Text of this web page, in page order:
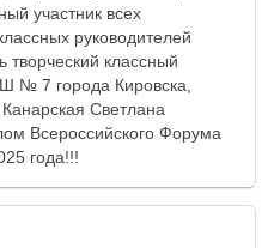
участник всех
руководителей
творческий классный
№ 7 города Кировска,
Канарская Светлана
Всероссийского Форума
года!!!